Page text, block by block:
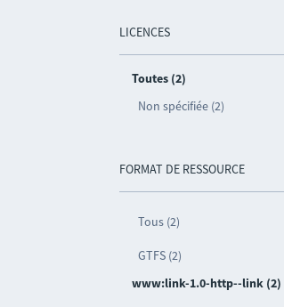
LICENCES
Toutes (2)
Non spécifiée (2)
FORMAT DE RESSOURCE
Tous (2)
GTFS (2)
www:link-1.0-http--link (2)